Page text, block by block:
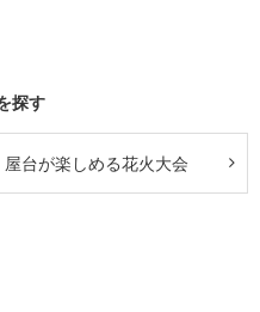
探す
屋台が楽しめる花火大会